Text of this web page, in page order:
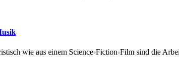
wie aus einem Science-Fiction-Film sind die